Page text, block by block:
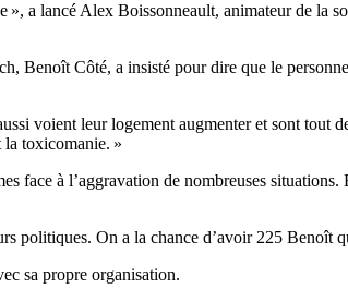
a lancé Alex Boissonneault, animateur de la
Benoît Côté, a insisté pour dire que le
voient leur logement augmenter et sont tout
la toxicomanie. »
face à l’aggravation de nombreuses
politiques. On a la chance d’avoir 225 Benoît
sa propre organisation.